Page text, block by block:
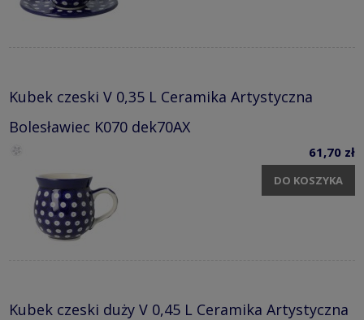
Kubek czeski V 0,35 L Ceramika Artystyczna
Bolesławiec K070 dek70AX
61,70 zł
DO KOSZYKA
Kubek czeski duży V 0,45 L Ceramika Artystyczna